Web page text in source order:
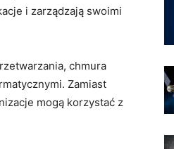
i zarządzają swoimi
chmura
Zamiast
mogą korzystać z